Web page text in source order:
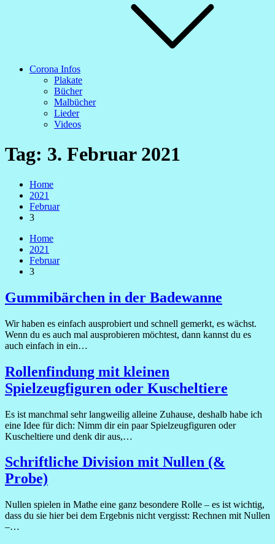
Corona Infos
Plakate
Bücher
Malbücher
Lieder
Videos
Tag: 3. Februar 2021
Home
2021
Februar
3
Home
2021
Februar
3
Gummibärchen in der Badewanne
Wir haben es einfach ausprobiert und schnell gemerkt, es wächst.
Wenn du es auch mal ausprobieren möchtest, dann kannst du es
auch einfach in ein…
Rollenfindung mit kleinen
Spielzeugfiguren oder Kuscheltiere
Es ist manchmal sehr langweilig alleine Zuhause, deshalb habe ich
eine Idee für dich: Nimm dir ein paar Spielzeugfiguren oder
Kuscheltiere und denk dir aus,…
Schriftliche Division mit Nullen (&
Probe)
Nullen spielen in Mathe eine ganz besondere Rolle – es ist wichtig,
dass du sie hier bei dem Ergebnis nicht vergisst: Rechnen mit Nullen
–…